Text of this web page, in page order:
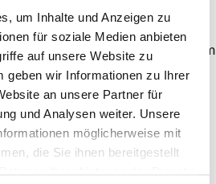
um Inhalte und Anzeigen zu
für soziale Medien anbieten
auf unsere Website zu
geben wir Informationen zu Ihrer
an unsere Partner für
und Analysen weiter. Unsere
möglicherweise mit
die Sie ihnen bereitgestellt
Preismaßnahme im VRS
Teil der Fahrgäste. Denn
aller Fahrten im VRS mit einem
dem digitalen Luftlinientarif
800.000 Menschen monatlich
im VRS-Gebiet unterwegs.
zum 01. Juni umgesetzt
der Tarifreform von VRS und
(AVV) reduziert sich die Zahl der